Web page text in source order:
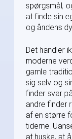
spørgsmål,
at finde sin
og åndens
Det handler
moderne
gamle
sig selv og
finder svar
andre finder
af en større
tiderne.
at huske, at